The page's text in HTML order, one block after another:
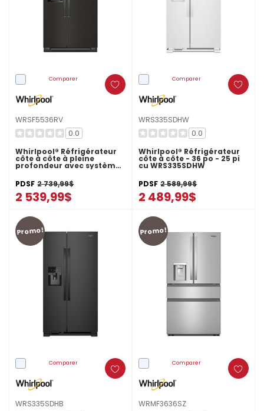
Comparer
WRSF5536RV
0.0
Whirlpool® Réfrigérateur
côte à côte à pleine
profondeur avec système
de refroidissement
TruCool™ - 36 pi cu
WRSF5536RV
PDSF 2 739,99$
2 539,99$
Comparer
WRS335SDHW
0.0
Whirlpool® Réfrigérateur
côte à côte - 36 po - 25 pi
cu WRS335SDHW
PDSF 2 589,99$
2 489,99$
Promo!
Comparer
WRS335SDHB
Promo!
Comparer
WRMF3636SZ